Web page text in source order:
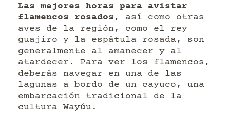
Las mejores horas para avistar
flamencos rosados , así como otras
aves de la región, como el rey
guajiro y la espátula rosada, son
generalmente al amanecer y al
atardecer. Para ver los flamencos,
deberás navegar en una de las
lagunas a bordo de un cayuco, una
embarcación tradicional de la
cultura Wayúu.